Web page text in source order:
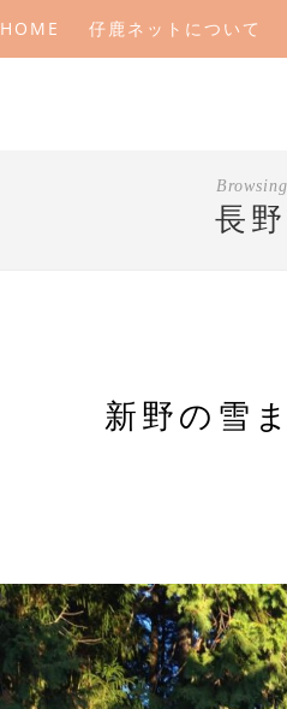
HOME 仔鹿ネットについて
長
新野の雪